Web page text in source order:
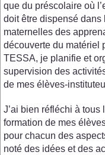
que du préscolaire où
doit être dispensé dans
maternelles des
découverte du matériel
TESSA, je planifie et
supervision des
de mes élèves-
J’ai bien réfléchi à tous
formation de mes
pour chacun des
noté des idées et des